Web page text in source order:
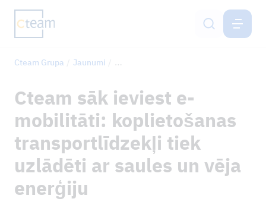
Cteam Group
Ilgtspēja un IMS
Karjera
Kontaktinformācija
CTEAM GRUPA
Cteam Grupa Jaunumi Cteam sāk ieviest e-mobilitāti:
Cteam sāk ieviest e-
mobilitāti: koplietošanas
transportlīdzekļi tiek
uzlādēti ar saules un vēja
enerģiju